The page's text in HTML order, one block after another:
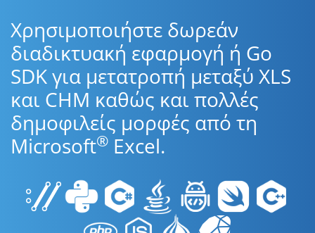
Χρησιμοποιήστε δωρεάν
διαδικτυακή εφαρμογή ή Go
SDK για μετατροπή μεταξύ XLS
και CHM καθώς και πολλές
δημοφιλείς μορφές από τη
Microsoft® Excel.